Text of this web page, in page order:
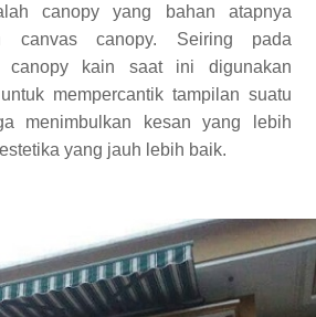
canopy yang bahan atapnya
canvas canopy. Seiring pada
canopy kain saat ini digunakan
mempercantik tampilan suatu
menimbulkan kesan yang lebih
yang jauh lebih baik.